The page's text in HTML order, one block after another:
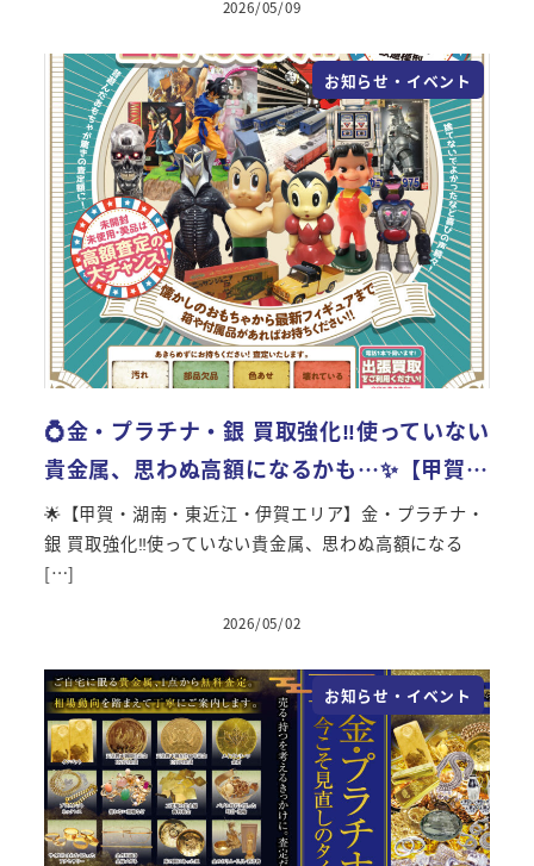
投稿日
2026/05/09
お知らせ・イベント
💍金・プラチナ・銀 買取強化‼使っていない
貴金属、思わぬ高額になるかも…✨【甲賀…
🌟【甲賀・湖南・東近江・伊賀エリア】金・プラチナ・
銀 買取強化‼使っていない貴金属、思わぬ高額になる
[…]
投稿日
2026/05/02
お知らせ・イベント